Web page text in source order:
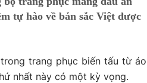
tự hào về bản sắc Việt được
trang phục biến tấu từ áo
nhất này có một kỳ vọng.